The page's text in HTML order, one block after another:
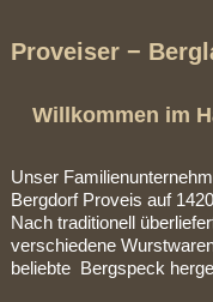
Proveiser −
Willkommen im
Unser
Bergdorf Proveis auf
Nach traditionell
verschiedene
beliebte Bergspeck